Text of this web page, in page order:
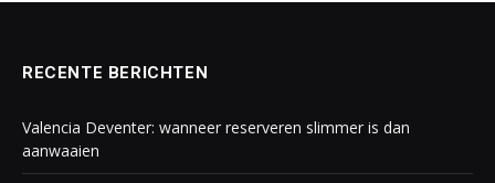
RECENTE BERICHTEN
Valencia Deventer: wanneer reserveren slimmer is dan
aanwaaien